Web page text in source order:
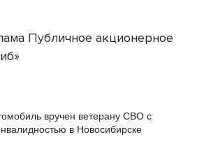
Публичное акционерное
вручен ветерану СВО с
в Новосибирске